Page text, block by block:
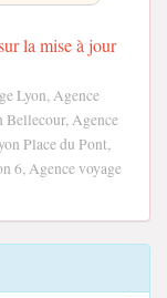
la mise à jour
Lyon, Agence
Bellecour, Agence
Place du Pont,
6, Agence voyage